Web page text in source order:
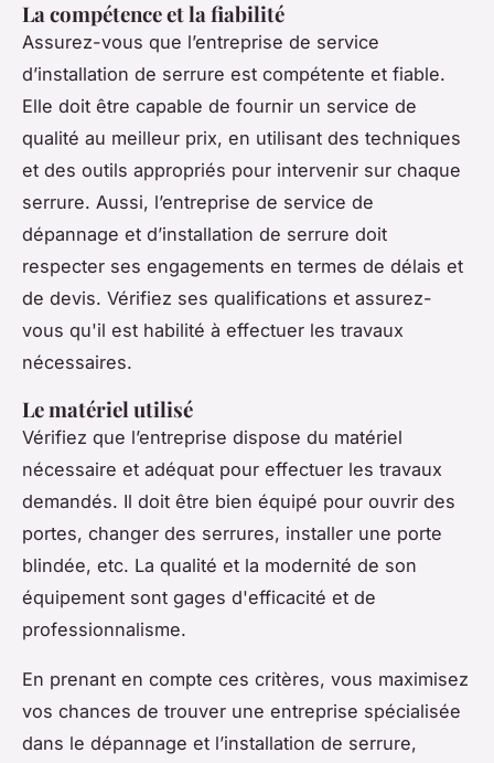
La compétence et la fiabilité
Assurez-vous que l’entreprise de service
d’installation de serrure est compétente et fiable.
Elle doit être capable de fournir un service de
qualité au meilleur prix, en utilisant des techniques
et des outils appropriés pour intervenir sur chaque
serrure. Aussi, l’entreprise de service de
dépannage et d’installation de serrure doit
respecter ses engagements en termes de délais et
de devis. Vérifiez ses qualifications et assurez-
vous qu'il est habilité à effectuer les travaux
nécessaires.
Le matériel utilisé
Vérifiez que l’entreprise dispose du matériel
nécessaire et adéquat pour effectuer les travaux
demandés. Il doit être bien équipé pour ouvrir des
portes, changer des serrures, installer une porte
blindée, etc. La qualité et la modernité de son
équipement sont gages d'efficacité et de
professionnalisme.
En prenant en compte ces critères, vous maximisez
vos chances de trouver une entreprise spécialisée
dans le dépannage et l’installation de serrure,